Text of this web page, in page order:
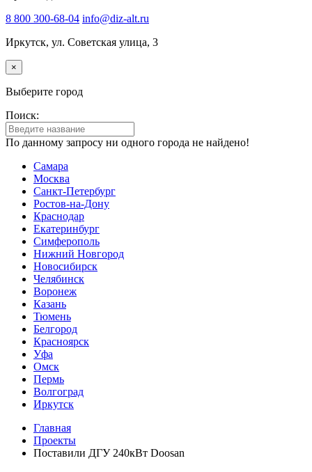
8 800 300-68-04 info@diz-alt.ru
Иркутск, ул. Советская улица, 3
×
Выберите город
Поиск:
По данному запросу ни одного города не найдено!
Самара
Москва
Санкт-Петербург
Ростов-на-Дону
Краснодар
Екатеринбург
Симферополь
Нижний Новгород
Новосибирск
Челябинск
Воронеж
Казань
Тюмень
Белгород
Красноярск
Уфа
Омск
Пермь
Волгоград
Иркутск
Главная
Проекты
Поставили ДГУ 240кВт Doosan